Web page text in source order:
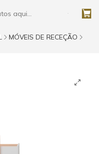
MÓVEIS DE RECEÇÃO